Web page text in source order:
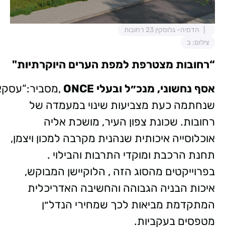
הדמיה- גלוסקין 23 רחובות
צילום: ב
“רחובות מצטרפת למפת הערים היוקרתיות"
אסף נחשוני, מנכ״ל ובעלי ONCE
שנחתמה כעת מצביעות שינוי במעמדה של
רחובות. שכונת צפון העיר, מושכת אליה
אוכלוסייה איכותית שנהנית מקרבה למכון ויצמן,
תחנת הרכבת ומוקדי התרבות והבילוי .
בפרוייקטים מהסוג הזה , הלוקיישן המבוקש,
איכות הבניה הגבוהה והחשיבה האדריכלית
המתקדמת מביאות לכך שמחירי הנדל״ן
מטפסים בעקביות.